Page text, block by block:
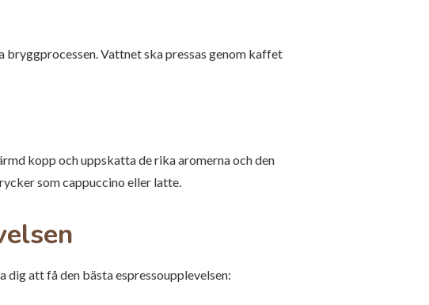
Vattnet ska pressas genom kaffet
kopp och uppskatta de rika aromerna och den
som cappuccino eller latte.
att få den bästa espressoupplevelsen: